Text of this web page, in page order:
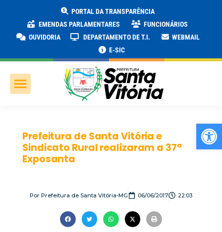
PORTAL DA TRANSPARÊNCIA
EMENDAS PARLAMENTARES
FUNCIONÁRIOS
OUVIDORIA
DEPARTAMENTO DE T.I.
WEBMAIL
E-SIC
Prefeitura de Santa Vitória e
Sindicato Rural realizaram a 37ª
Exposanta
Por Prefeitura de Santa Vitória-MG 06/06/2017 22:03